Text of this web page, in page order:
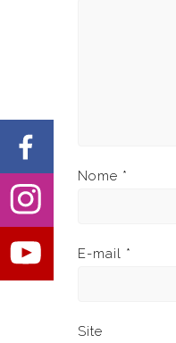
Nome *
E-mail *
Site